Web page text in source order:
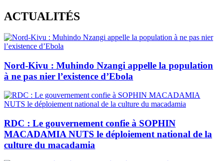
Skip
to
content
ACTUALITÉS
Nord-Kivu : Muhindo Nzangi appelle la population
à ne pas nier l’existence d’Ebola
RDC : Le gouvernement confie à SOPHIN
MACADAMIA NUTS le déploiement national de la
culture du macadamia